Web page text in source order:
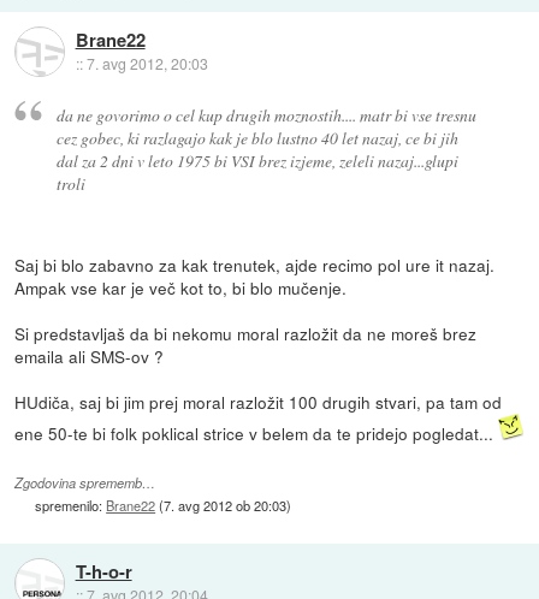
Brane22
::7. avg 2012, 20:03
da ne govorimo o cel kup drugih moznostih.... matr bi vse tresnu
cez gobec, ki razlagajo kak je blo lustno 40 let nazaj, ce bi jih
dal za 2 dni v leto 1975 bi VSI brez izjeme, zeleli nazaj...glupi
troli
Saj bi blo zabavno za kak trenutek, ajde recimo pol ure it nazaj.
Ampak vse kar je več kot to, bi blo mučenje.
Si predstavljaš da bi nekomu moral razložit da ne moreš brez
emaila ali SMS-ov ?
HUdiča, saj bi jim prej moral razložit 100 drugih stvari, pa tam od
ene 50-te bi folk poklical strice v belem da te pridejo pogledat...
Zgodovina sprememb…
spremenilo: Brane22(7. avg 2012 ob 20:03)
T-h-o-r
::7. avg 2012, 20:04